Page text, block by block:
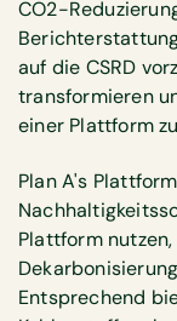
CO2-
auf die CSRD
transformieren
einer Plattform
Plan A's
Plattform
Entsprechend